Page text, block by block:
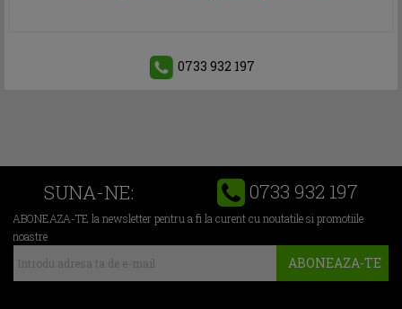
0733 932 197
SUNA-NE: 0733 932 197
ABONEAZA-TE la newsletter pentru a fi la curent cu noutatile si promotiile
noastre
ABONEAZA-TE